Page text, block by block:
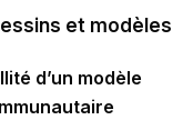
et modèles
d’un modèle